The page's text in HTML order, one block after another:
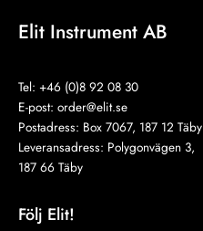
Elit Instrument AB
Tel: +46 (0)8 92 08 30
E-post: order@elit.se
Postadress: Box 7067, 187 12 Täby
Leveransadress: Polygonvägen 3,
187 66 Täby
Följ Elit!